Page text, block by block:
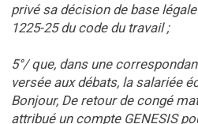
privé sa décision de base
1225-25 du code du travail ;
5°/ que, dans une
versée aux débats, la salariée
Bonjour, De retour de congé
attribué un compte GENESIS